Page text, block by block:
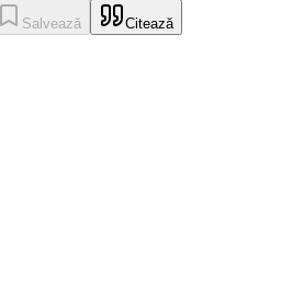
Salvează Citează